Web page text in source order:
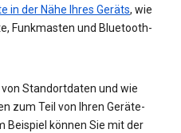
in der Nähe Ihres Geräts, wie
Funkmasten und Bluetooth-
Standortdaten und wie
zum Teil von Ihren Geräte-
Beispiel können Sie mit der